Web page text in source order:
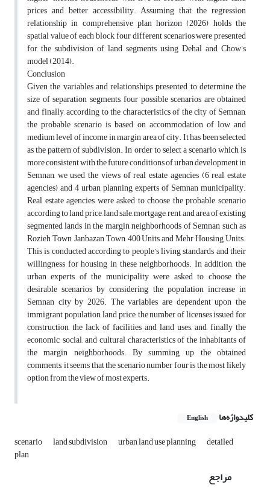
prices and better accessibility. Assuming that the regression
relationship in comprehensive plan horizon (2026) holds the
spatial value of each block, four different scenarios were presented
for the subdivision of land segments using Dehal and Chow’s
model (2014).
Conclusion
Given the variables and relationships presented to determine the
size of separation segments, four possible scenarios are obtained
and finally, according to the characteristics of the city of Semnan,
the probable scenario is based on accommodation of low and
medium level of income in margin area of city. It has been selected
as the pattern of subdivision. In order to select a scenario which is
more consistent with the future conditions of urban development in
Semnan, we used the views of real estate agencies (6 real estate
agencies) and 4 urban planning experts of Semnan municipality.
Real estate agencies were asked to choose the probable scenario
according to land price, land sale, mortgage, rent, and area of existing
segmented lands in the margin neighborhoods of Semnan such as
Rozieh Town, Janbazan Town, 400 Units and Mehr Housing Units.
This is conducted according to people’s living standards and their
willingness for housing in these neighborhoods. In addition, the
urban experts of the municipality were asked to choose the
desirable scenarios by considering the population increase in
Semnan city by 2026. The variables are dependent upon the
immigrant population, land price, the number of licenses issued for
construction, the lack of facilities and land uses, and, finally the
economic, social, and cultural characteristics of the inhabitants of
the margin neighborhoods. By summing up the obtained
comments, it seems that the scenario number four is the most likely
option from the view of most experts.
کلیدواژه‌ها English
scenario land subdivision urban land use planning detailed
plan
مراجع